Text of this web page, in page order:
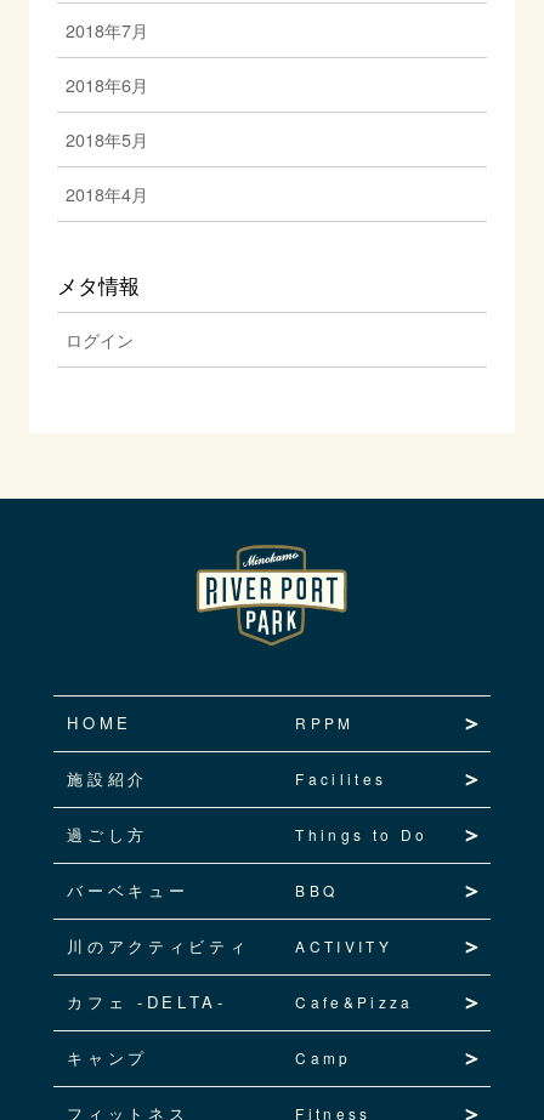
2018年7月
2018年6月
2018年5月
2018年4月
メタ情報
ログイン
HOME RPPM
施設紹介 Facilites
過ごし方 Things to Do
バーベキュー BBQ
川のアクティビティ ACTIVITY
カフェ -DELTA- Cafe&Pizza
キャンプ Camp
フィットネス Fitness